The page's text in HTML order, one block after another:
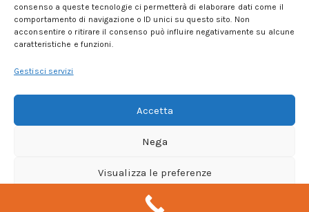
consenso a queste tecnologie ci permetterà di elaborare dati come il
comportamento di navigazione o ID unici su questo sito. Non
acconsentire o ritirare il consenso può influire negativamente su alcune
caratteristiche e funzioni.
Gestisci servizi
Accetta
Nega
Visualizza le preferenze
Cookie PolicyPrivacy Policy
byComputerRivo